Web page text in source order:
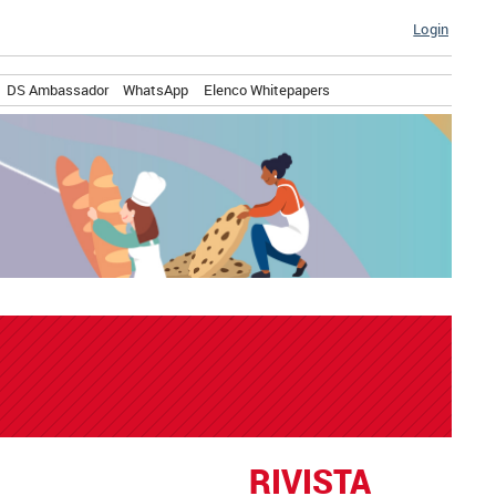
Login
DS Ambassador WhatsApp Elenco Whitepapers
RIVISTA